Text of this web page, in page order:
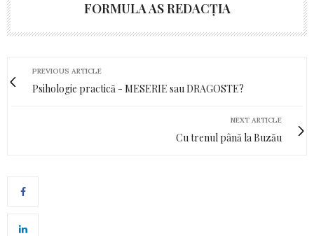
FORMULA AS REDACȚIA
PREVIOUS ARTICLE
Psihologie practică - MESERIE sau DRAGOSTE?
NEXT ARTICLE
Cu trenul până la Buzău